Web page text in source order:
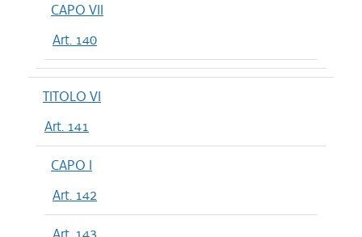
CAPO VII
Art. 140
TITOLO VI
Art. 141
CAPO I
Art. 142